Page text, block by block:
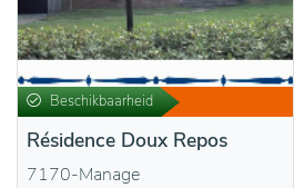
Beschikbaarheid
Résidence Doux Repos
7170-Manage